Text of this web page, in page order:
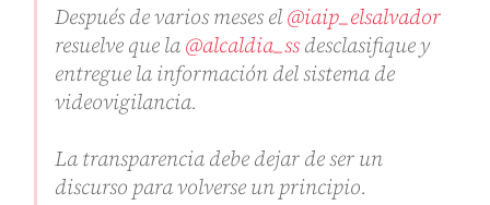
Después de varios meses el@iaip_elsalvador
resuelve que la@alcaldia_ssdesclasifique y
entregue la información del sistema de
videovigilancia.
La transparencia debe dejar de ser un
discurso para volverse un principio.